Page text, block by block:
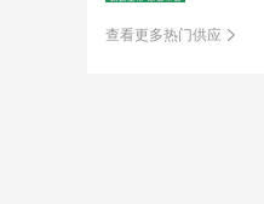
查看更多热门供应